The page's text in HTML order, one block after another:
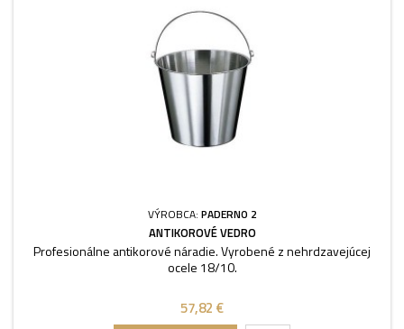
VÝROBCA: PADERNO 2
ANTIKOROVÉ VEDRO
Profesionálne antikorové náradie. Vyrobené z nehrdzavejúcej
ocele 18/10.
57,82 €